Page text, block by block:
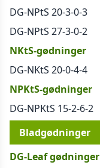
DG-NPtS 20-3-0-3
DG-NPtS 27-3-0-2
NKtS-gødninger
DG-NKtS 20-0-4-4
NPKtS-gødninger
DG-NPKtS 15-2-6-2
Bladgødninger
DG-Leaf gødninger